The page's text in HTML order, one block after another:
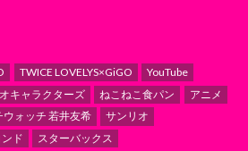
TWICE LOVELYS×GiGO
YouTube
キャラクターズ ねこねこ食パン
アニメ
ウォッチ 若井友希
サンリオ
ド
スターバックス